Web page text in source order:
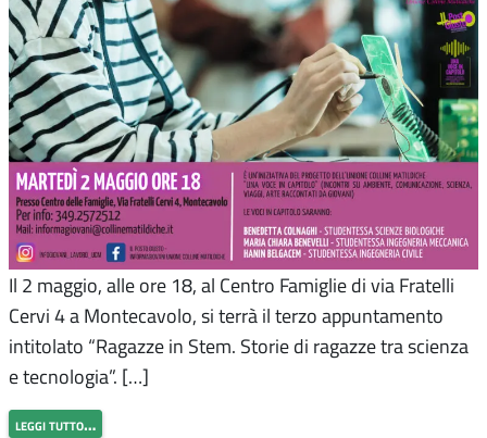
Il 2 maggio, alle ore 18, al Centro Famiglie di via Fratelli
Cervi 4 a Montecavolo, si terrà il terzo appuntamento
intitolato “Ragazze in Stem. Storie di ragazze tra scienza
e tecnologia”. […]
leggi tutto…